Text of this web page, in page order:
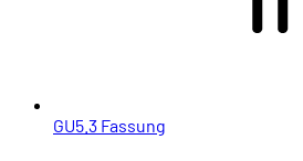
GU5.3 Fassung